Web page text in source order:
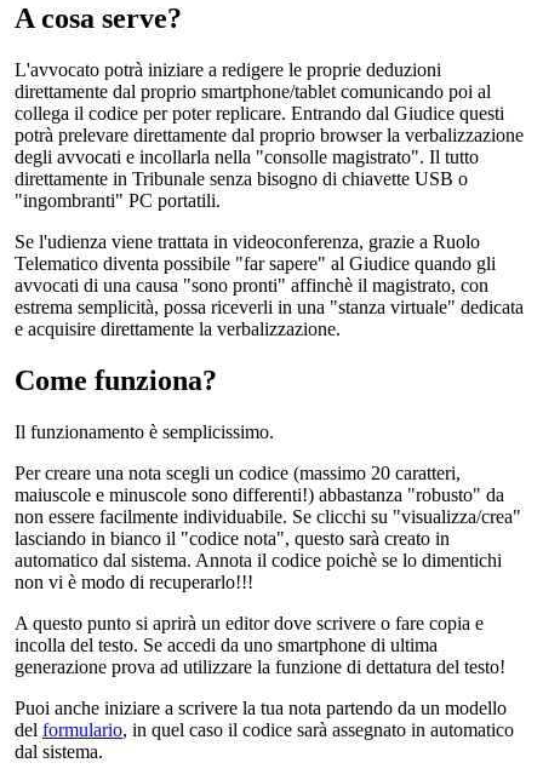
A cosa serve?
L'avvocato potrà iniziare a redigere le proprie deduzioni
direttamente dal proprio smartphone/tablet comunicando poi al
collega il codice per poter replicare. Entrando dal Giudice questi
potrà prelevare direttamente dal proprio browser la verbalizzazione
degli avvocati e incollarla nella "consolle magistrato". Il tutto
direttamente in Tribunale senza bisogno di chiavette USB o
"ingombranti" PC portatili.
Se l'udienza viene trattata in videoconferenza, grazie a Ruolo
Telematico diventa possibile "far sapere" al Giudice quando gli
avvocati di una causa "sono pronti" affinchè il magistrato, con
estrema semplicità, possa riceverli in una "stanza virtuale" dedicata
e acquisire direttamente la verbalizzazione.
Come funziona?
Il funzionamento è semplicissimo.
Per creare una nota scegli un codice (massimo 20 caratteri,
maiuscole e minuscole sono differenti!) abbastanza "robusto" da
non essere facilmente individuabile. Se clicchi su "visualizza/crea"
lasciando in bianco il "codice nota", questo sarà creato in
automatico dal sistema. Annota il codice poichè se lo dimentichi
non vi è modo di recuperarlo!!!
A questo punto si aprirà un editor dove scrivere o fare copia e
incolla del testo. Se accedi da uno smartphone di ultima
generazione prova ad utilizzare la funzione di dettatura del testo!
Puoi anche iniziare a scrivere la tua nota partendo da un modello
del formulario, in quel caso il codice sarà assegnato in automatico
dal sistema.